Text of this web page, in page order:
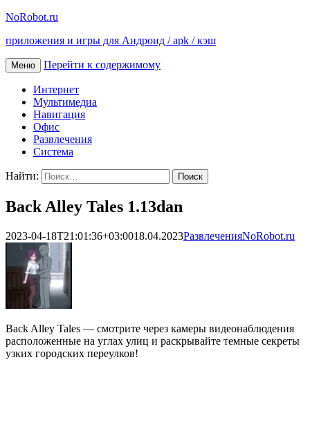
NoRobot.ru
приложения и игры для Андроид / apk / кэш
Меню Перейти к содержимому
Интернет
Мультимедиа
Навигация
Офис
Развлечения
Система
Найти:
Back Alley Tales 1.13dan
2023-04-18T21:01:36+03:0018.04.2023РазвлеченияNoRobot.ru
Back Alley Tales — смотрите через камеры видеонаблюдения
расположенные на углах улиц и раскрывайте темные секреты
узких городских переулков!